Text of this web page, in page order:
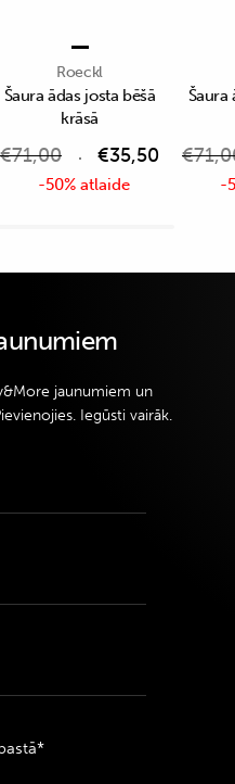
Roeckl
Šaura ādas josta bēšā
krāsā
€71,00 €35,50
-50% atlaide
Šaura
€
-
jaunumiem un
Iegūsti vairāk.